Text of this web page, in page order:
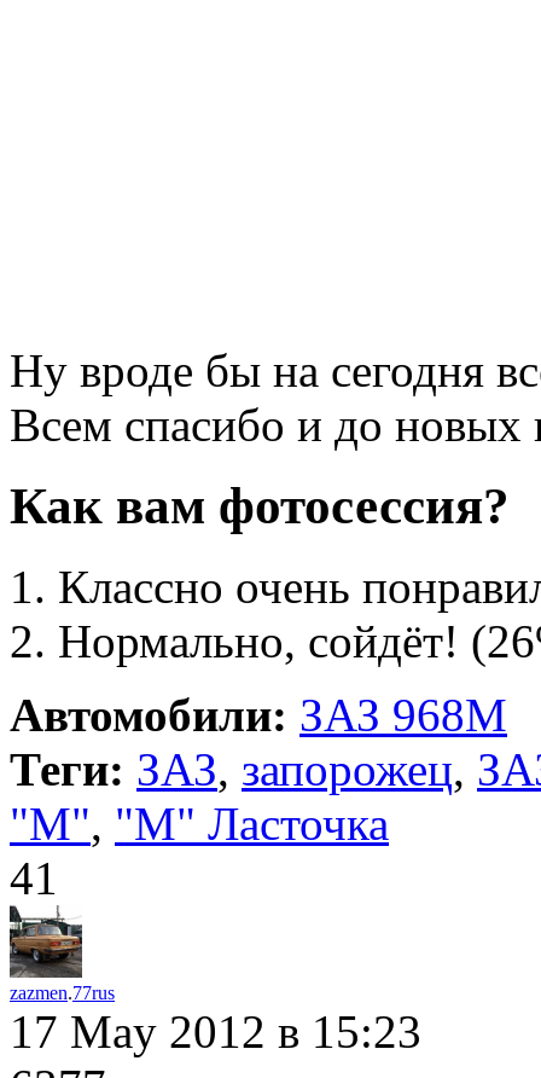
Ну вроде бы на сегодня
Всем спасибо и до новых
Как вам фотосессия?
Классно очень
Нормально, сойдёт!
Автомобили: ЗАЗ 968M
Теги: ЗАЗ, запорожец,
"М", "М" Ласточка
41
zazmen.77rus
17 May 2012 в 15:23